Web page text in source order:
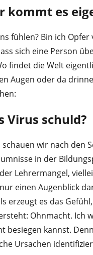
kommt es
fühlen? Bin ich
sich eine Person
findet die Welt
Augen oder da
Virus schuld?
wir nach den
in der
Lehrermangel,
einen Augenblick
erzeugt es das
Ohnmacht. Ich
besiegen kannst.
Ursachen